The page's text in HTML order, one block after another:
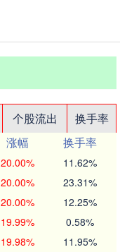
个股流出
换手率
涨幅
换手率
20.00% 11.62%
20.00% 23.31%
20.00% 12.25%
19.99% 0.58%
19.98% 11.95%